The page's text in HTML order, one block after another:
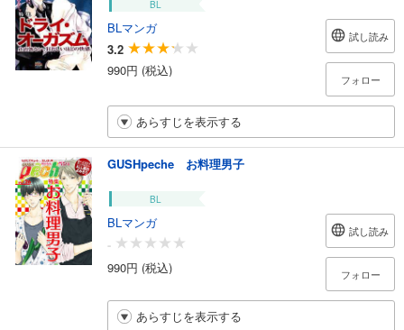
BL
BLマンガ
3.2
990円 (税込)
試し読み
フォロー
あらすじを表示する
GUSHpeche お料理男子
BL
BLマンガ
-
990円 (税込)
試し読み
フォロー
あらすじを表示する